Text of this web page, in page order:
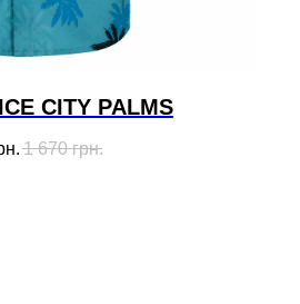
CITY PALMS
1 670 грн.